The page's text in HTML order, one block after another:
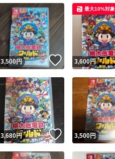
3,500円 いいね！
3,600円
最大10%対象
3,680円 いいね！
3,500円